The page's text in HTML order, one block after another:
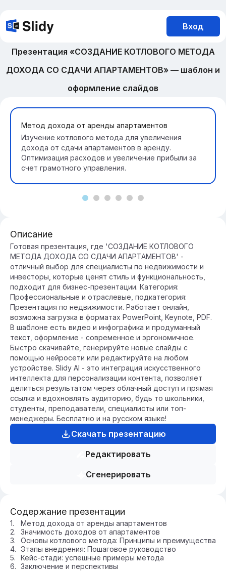
Вход
Презентация «СОЗДАНИЕ КОТЛОВОГО МЕТОДА
ДОХОДА СО СДАЧИ АПАРТАМЕНТОВ» — шаблон и
оформление слайдов
Метод дохода от аренды апартаментов
Изучение котлового метода для увеличения
дохода от сдачи апартаментов в аренду.
Оптимизация расходов и увеличение прибыли за
счет грамотного управления.
Описание
Готовая презентация, где 'СОЗДАНИЕ КОТЛОВОГО
МЕТОДА ДОХОДА СО СДАЧИ АПАРТАМЕНТОВ' -
отличный выбор для специалисты по недвижимости и
инвесторы, которые ценят стиль и функциональность,
подходит для бизнес-презентации. Категория:
Профессиональные и отраслевые, подкатегория:
Презентация по недвижимости. Работает онлайн,
возможна загрузка в форматах PowerPoint, Keynote, PDF.
В шаблоне есть видео и инфографика и продуманный
текст, оформление - современное и эргономичное.
Быстро скачивайте, генерируйте новые слайды с
помощью нейросети или редактируйте на любом
устройстве. Slidy AI - это интеграция искусственного
интеллекта для персонализации контента, позволяет
делиться результатом через облачный доступ и прямая
ссылка и вдохновлять аудиторию, будь то школьники,
студенты, преподаватели, специалисты или топ-
менеджеры. Бесплатно и на русском языке!
Скачать презентацию
Редактировать
Сгенерировать
Содержание презентации
Метод дохода от аренды апартаментов
Значимость доходов от апартаментов
Основы котлового метода: Принципы и преимущества
Этапы внедрения: Пошаговое руководство
Кейс-стади: успешные примеры метода
Заключение и перспективы